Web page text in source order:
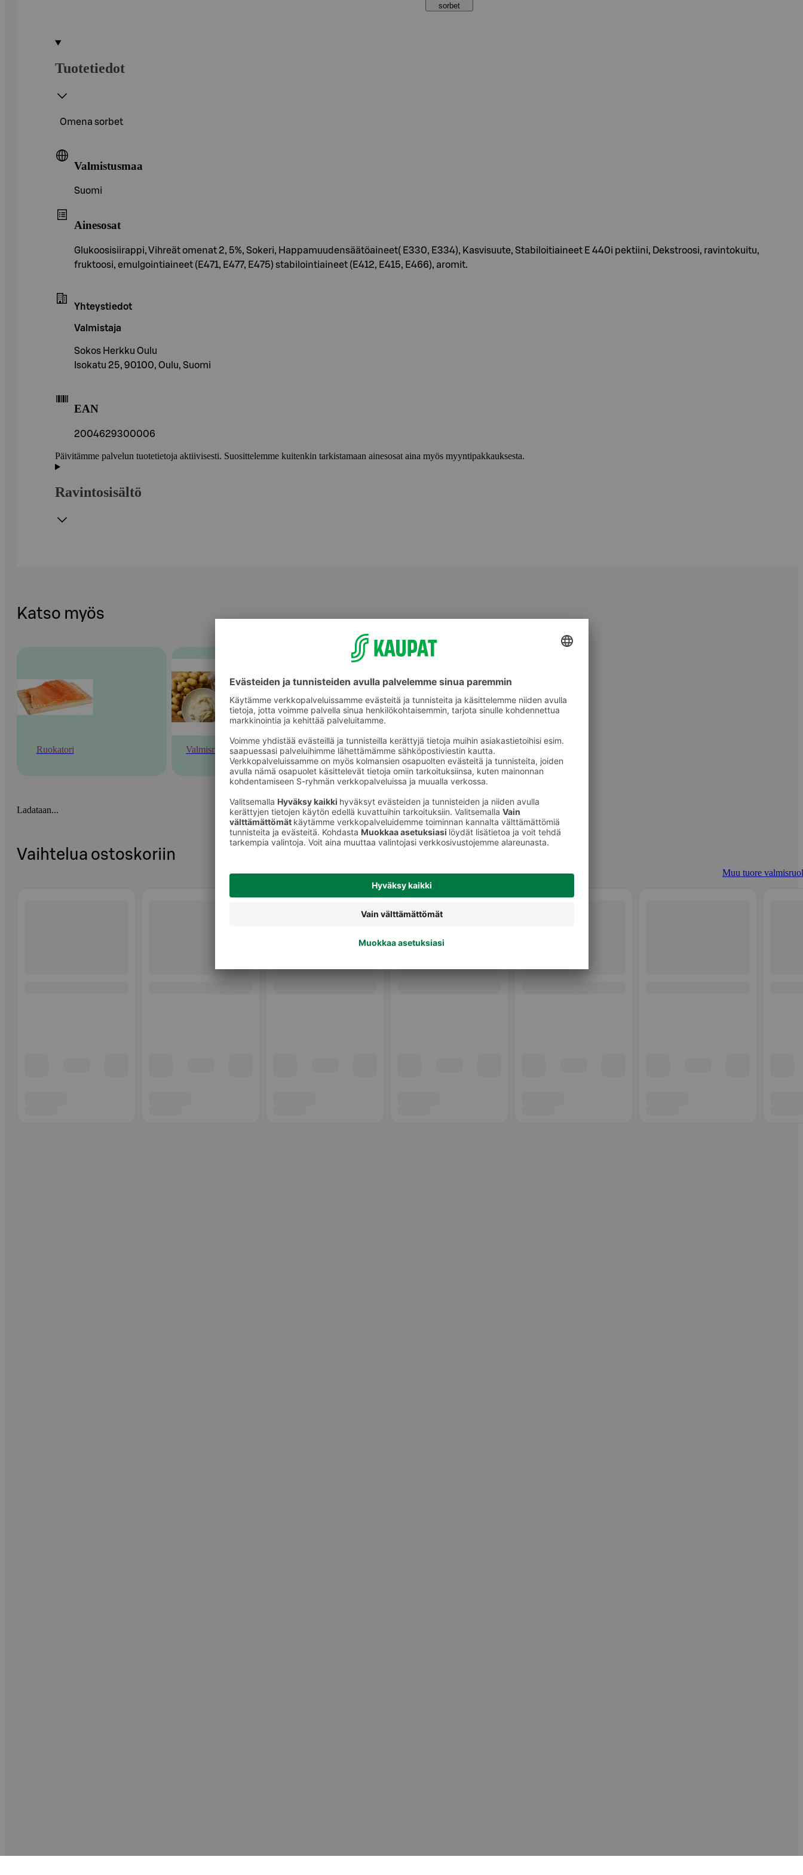
sorbet
Tuotetiedot
Omena sorbet
Valmistusmaa
Suomi
Ainesosat
Glukoosisiirappi, Vihreät omenat 2, 5%, Sokeri, Happamuudensäätöaineet( E330, E334), Kasvisuute, Stabiloitiaineet E 440i pektiini, Dekstroosi, ravintokuitu,
fruktoosi, emulgointiaineet (E471, E477, E475) stabilointiaineet (E412, E415, E466), aromit.
Yhteystiedot
Valmistaja
Sokos Herkku Oulu
Isokatu 25, 90100, Oulu, Suomi
EAN
2004629300006
Päivitämme palvelun tuotetietoja aktiivisesti. Suosittelemme kuitenkin tarkistamaan ainesosat aina myös myyntipakkauksesta.
Ravintosisältö
Katso myös
Ruokatori Valmisruoka Muu tuore valmisruoka
Ladataan...
Vaihtelua ostoskoriin
Muu tuore